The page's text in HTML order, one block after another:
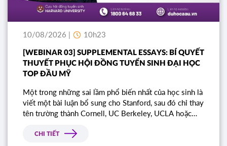
10/08/2026 | 10h23
[WEBINAR 03] SUPPLEMENTAL ESSAYS: BÍ QUYẾT
THUYẾT PHỤC HỘI ĐỒNG TUYỂN SINH ĐẠI HỌC
TOP ĐẦU MỸ
Một trong những sai lầm phổ biến nhất của học sinh là
viết một bài luận bổ sung cho Stanford, sau đó chỉ thay
tên trường thành Cornell, UC Berkeley, UCLA hoặc
CHI TIẾT